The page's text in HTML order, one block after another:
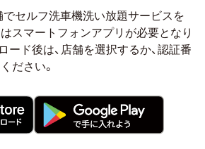
セルフ洗車機洗い放題サービスを
スマートフォンアプリが必要となり
ード後は、店舗を選択するか、認証番
ださい。